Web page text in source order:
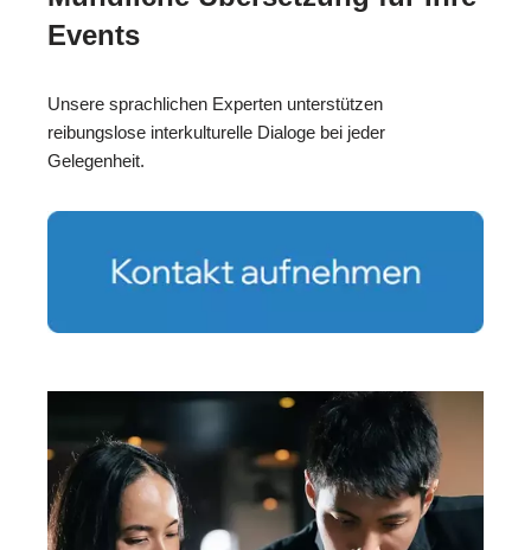
Events
Unsere sprachlichen Experten unterstützen
reibungslose interkulturelle Dialoge bei jeder
Gelegenheit.